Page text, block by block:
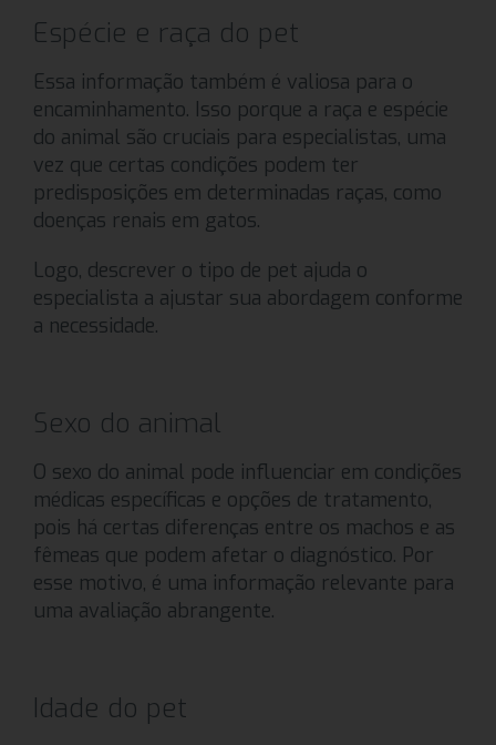
Espécie e raça do pet
Essa informação também é valiosa para o
encaminhamento. Isso porque a raça e espécie
do animal são cruciais para especialistas, uma
vez que certas condições podem ter
predisposições em determinadas raças, como
doenças renais em gatos.
Logo, descrever o tipo de pet ajuda o
especialista a ajustar sua abordagem conforme
a necessidade.
Sexo do animal
O sexo do animal pode influenciar em condições
médicas específicas e opções de tratamento,
pois há certas diferenças entre os machos e as
fêmeas que podem afetar o diagnóstico. Por
esse motivo, é uma informação relevante para
uma avaliação abrangente.
Idade do pet